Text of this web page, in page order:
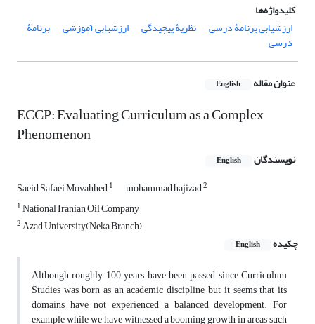
کلیدواژه‌ها
ارزشیابی برنامۀ درسی
نظریۀ پیچیدگی ارزشیابی آموزشی برنامۀ
درسی
عنوان مقاله English
ECCP: Evaluating Curriculum as a Complex
Phenomenon
نویسندگان English
Saeid Safaei Movahhed1 mohammad hajizad2
1National Iranian Oil Company
2Azad University(Neka Branch)
چکیده
English
Although roughly 100 years have been passed since Curriculum
Studies was born as an academic discipline, but it seems that its
domains have not experienced a balanced development. For
example while we have witnessed a booming growth in areas such